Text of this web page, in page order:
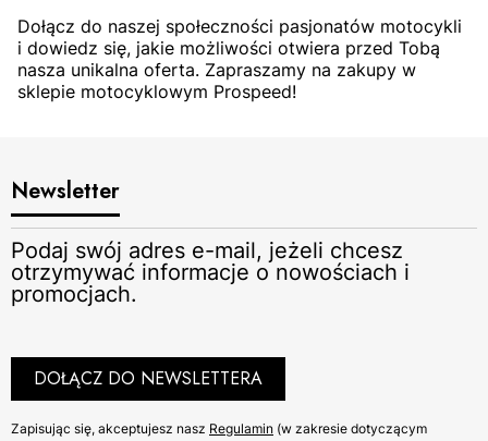
Dołącz do naszej społeczności pasjonatów motocykli
i dowiedz się, jakie możliwości otwiera przed Tobą
nasza unikalna oferta. Zapraszamy na zakupy w
sklepie motocyklowym Prospeed!
Newsletter
Podaj swój adres e-mail, jeżeli chcesz
otrzymywać informacje o nowościach i
promocjach.
DOŁĄCZ DO NEWSLETTERA
Zapisując się, akceptujesz nasz ​ Regulamin ​​​ (w zakresie dotyczącym